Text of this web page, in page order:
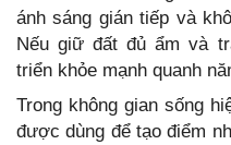
ánh sáng gián tiếp và
Nếu giữ đất đủ ẩm và
triển khỏe mạnh quanh
Trong không gian sống
được dùng để tạo điểm